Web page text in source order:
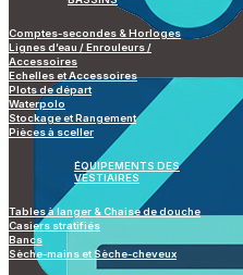
Comptes-secondes & Horloges
Lignes d’eau / Enrouleurs /
Accessoires
Echelles et Accessoires
Plots de départ
Waterpolo
Stockage et Rangement
Pièces à sceller
ÉQUIPEMENTS DES
VESTIAIRES
Tables à langer & Chaise de douche
Casiers stratifiés
Bancs
Sèche-mains et Sèche-cheveux